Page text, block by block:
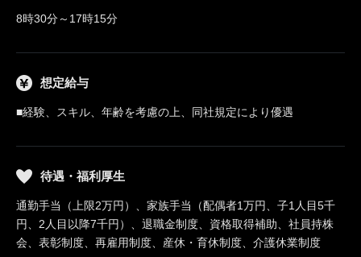
8時30分～17時15分
想定給与
■経験、スキル、年齢を考慮の上、同社規定により優遇
待遇・福利厚生
通勤手当（上限2万円）、家族手当（配偶者1万円、子1人目5千
円、2人目以降7千円）、退職金制度、資格取得補助、社員持株
会、表彰制度、再雇用制度、産休・育休制度、介護休業制度